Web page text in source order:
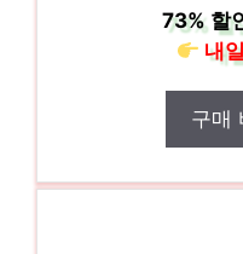
73%할
내
구매